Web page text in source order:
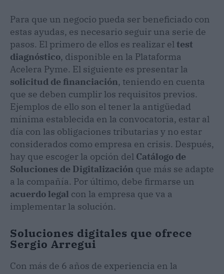
Para que un negocio pueda ser beneficiado con
estas ayudas, es necesario seguir una serie de
pasos. El primero de ellos es realizar eltest
diagnóstico, disponible en la Plataforma
Acelera Pyme. El siguiente es presentar la
solicitud de financiación, teniendo en cuenta
que se deben cumplir los requisitos previos.
Ejemplos de ello son el tener la antigüedad
mínima establecida en la convocatoria, estar al
día con las obligaciones tributarias y no estar
considerados como empresa en crisis. Después,
hay que escoger la opción del Catálogo de
Soluciones de Digitalización que más se adapte
a la compañía. Por último, debe firmarse un
acuerdo legal con la empresa que va a
implementar la solución.
Soluciones digitales que ofrece
Sergio Arregui
Con más de 6 años de experiencia en la